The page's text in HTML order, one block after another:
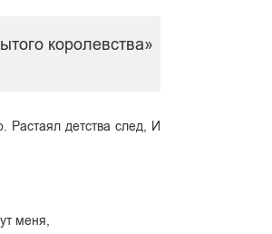
королевства»
Растаял детства след, И
меня,